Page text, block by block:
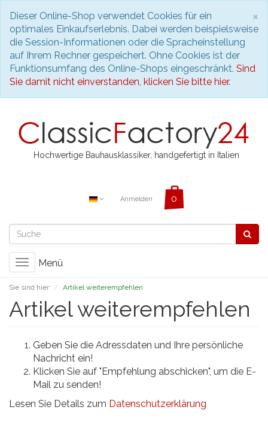
×
Dieser Online-Shop verwendet Cookies für ein
optimales Einkaufserlebnis. Dabei werden beispielsweise
die Session-Informationen oder die Spracheinstellung
auf Ihrem Rechner gespeichert. Ohne Cookies ist der
Funktionsumfang des Online-Shops eingeschränkt. Sind
Sie damit nicht einverstanden, klicken Sie bitte hier.
Hochwertige Bauhausklassiker, handgefertigt in Italien
Anmelden
Toggle
Menü
Sie sind hier: Artikel weiterempfehlen
Artikel weiterempfehlen
Geben Sie die Adressdaten und Ihre persönliche
Nachricht ein!
Klicken Sie auf "Empfehlung abschicken", um die E-
Mail zu senden!
Lesen Sie Details zum Datenschutzerklärung